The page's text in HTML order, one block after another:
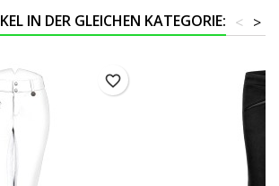
IN DER GLEICHEN KATEGORIE: >
<
favorite_border